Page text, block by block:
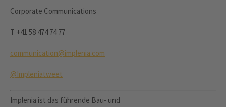
Corporate Communications
T +41 58 474 74 77
communication@implenia.com
@Impleniatweet
Implenia ist das führende Bau- und